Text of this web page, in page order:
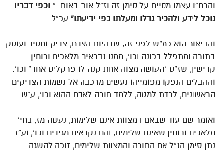
והרח”ו עצמו מסיים על סימן זה וז”ל אות באות: ” וכפי דבריו
נוכל לידע ולהכיר גדלו ומעלתו כפי ידיעתו” עכ”ל.
והביאור הוא כמ”ש לפני זה, שבהיות האדם, צדיק וחסיד ועוסק
בתורה ומתפלל בכונה וכו’, ממנו נבראים מלאכים ורוחין
קדישין, שז”ס “העושה מצוה אחת קנה לו פרקליט אחד” וכו’.
וההבלים הנפקו מפומייהו נעשים מרכבה אל נשמות הצדיקים
הראשונים, לרדת למטה, ללמד תורה לאדם ההוא וכו’, ע”ש.
ואומר שם עוד שבאם המצוות אינם שלימות, נעשה מז, בחי’
מלאכים ורוחין שאינם שלימים, והם נקראים מגידים וכו’, וע”ז
נתן סימן הנ”ל אם התורה והמצוות שלימים, זוכה להשגה